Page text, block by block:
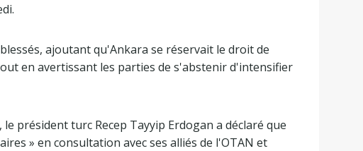
ajoutant qu'Ankara se réservait le droit de
en avertissant les parties de s'abstenir d'intensifier
président turc Recep Tayyip Erdogan a déclaré que
» en consultation avec ses alliés de l'OTAN et